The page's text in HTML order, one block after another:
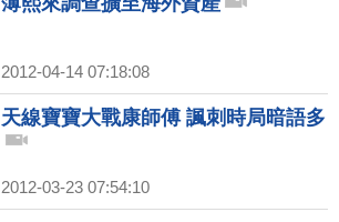
2012-04-14 07:18:08
天線寶寶大戰康師傅 諷刺時局暗語多
2012-03-23 07:54:10